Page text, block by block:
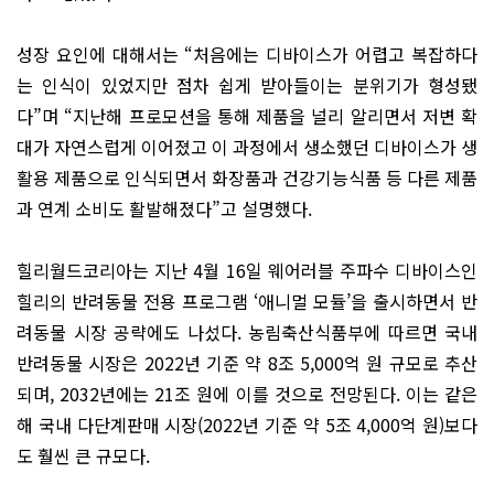
성장 요인에 대해서는 “처음에는 디바이스가 어렵고 복잡하다
는 인식이 있었지만 점차 쉽게 받아들이는 분위기가 형성됐
다”며 “지난해 프로모션을 통해 제품을 널리 알리면서 저변 확
대가 자연스럽게 이어졌고 이 과정에서 생소했던 디바이스가 생
활용 제품으로 인식되면서 화장품과 건강기능식품 등 다른 제품
과 연계 소비도 활발해졌다”고 설명했다.
힐리월드코리아는 지난 4월 16일 웨어러블 주파수 디바이스인
힐리의 반려동물 전용 프로그램 ‘애니멀 모듈’을 출시하면서 반
려동물 시장 공략에도 나섰다. 농림축산식품부에 따르면 국내
반려동물 시장은 2022년 기준 약 8조 5,000억 원 규모로 추산
되며, 2032년에는 21조 원에 이를 것으로 전망된다. 이는 같은
해 국내 다단계판매 시장(2022년 기준 약 5조 4,000억 원)보다
도 훨씬 큰 규모다.